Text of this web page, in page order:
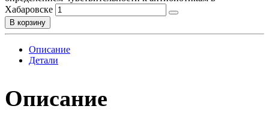
Хабаровске
В корзину
Описание
Детали
Описание